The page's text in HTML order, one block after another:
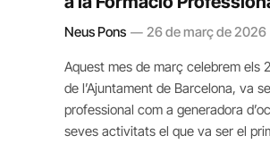
Neus Pons 26 de març de 2026
Aquest mes de març celebrem els
de l’Ajuntament de Barcelona, va
professional com a generadora
seves activitats el que va ser el